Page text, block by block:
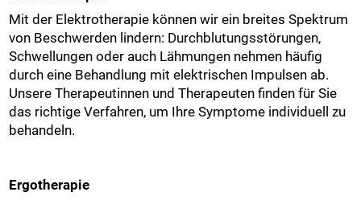
Mit der Elektrotherapie können wir ein breites Spektrum
von Beschwerden lindern: Durchblutungsstörungen,
Schwellungen oder auch Lähmungen nehmen häufig
durch eine Behandlung mit elektrischen Impulsen ab.
Unsere Therapeutinnen und Therapeuten finden für Sie
das richtige Verfahren, um Ihre Symptome individuell zu
behandeln.
Ergotherapie